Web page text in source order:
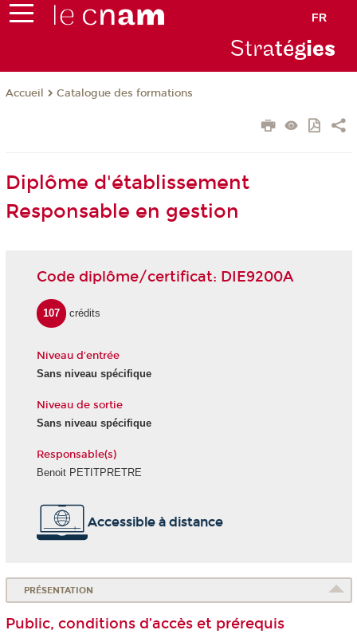
FR
Stratégies
Accueil Catalogue des formations
Diplôme d'établissement
Responsable en gestion
Code diplôme/certificat: DIE9200A
107 crédits
Niveau d'entrée
Sans niveau spécifique
Niveau de sortie
Sans niveau spécifique
Responsable(s)
Benoit PETITPRETRE
Accessible à distance
PRÉSENTATION
Public, conditions d’accès et prérequis